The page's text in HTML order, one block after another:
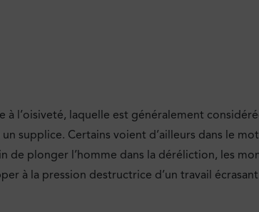
à l’oisiveté, laquelle est généralement
un supplice. Certains voient d’ailleurs dans le
de plonger l’homme dans la déréliction, les
à la pression destructrice d’un travail